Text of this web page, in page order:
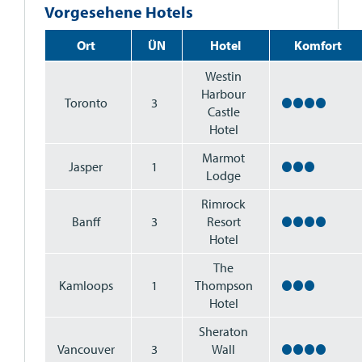
Vorgesehene Hotels
Ort ÜN Hotel Komfort
Toronto 3
Westin
Harbour
Castle
Hotel
Jasper 1
Marmot
Lodge
Banff 3
Rimrock
Resort
Hotel
Kamloops 1
The
Thompson
Hotel
Vancouver 3
Sheraton
Wall